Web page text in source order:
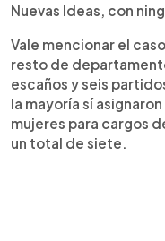
Nuevas Ideas, con
Vale mencionar el
resto de
escaños y seis
la mayoría sí
mujeres para cargos
un total de siete.